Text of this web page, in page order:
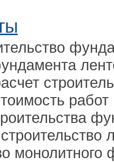
монолитного